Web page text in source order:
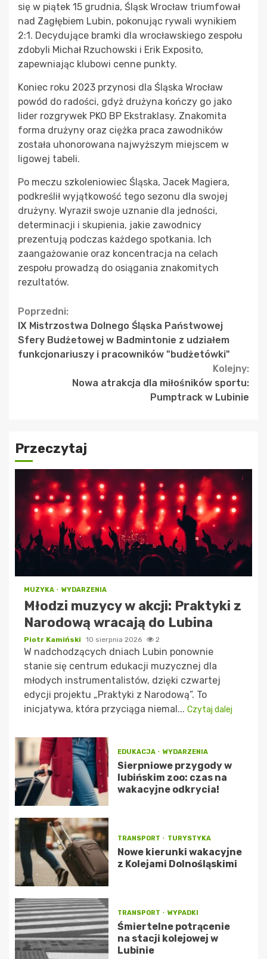
się w piątek 15 grudnia, Śląsk Wrocław triumfował
nad Zagłębiem Lubin, pokonując rywali wynikiem
2:1. Decydujące bramki dla wrocławskiego zespołu
zdobyli Michał Rzuchowski i Erik Exposito,
zapewniając klubowi cenne punkty.
Koniec roku 2023 przynosi dla Śląska Wrocław
powód do radości, gdyż drużyna kończy go jako
lider rozgrywek PKO BP Ekstraklasy. Znakomita
forma drużyny oraz ciężka praca zawodników
została uhonorowana najwyższym miejscem w
ligowej tabeli.
Po meczu szkoleniowiec Śląska, Jacek Magiera,
podkreślił wyjątkowość tego sezonu dla swojej
drużyny. Wyraził swoje uznanie dla jedności,
determinacji i skupienia, jakie zawodnicy
prezentują podczas każdego spotkania. Ich
zaangażowanie oraz koncentracja na celach
zespołu prowadzą do osiągania znakomitych
rezultatów.
Continue
Reading
Poprzedni:
IX Mistrzostwa Dolnego Śląska Państwowej
Sfery Budżetowej w Badmintonie z udziałem
funkcjonariuszy i pracowników "budżetówki"
Kolejny:
Nowa atrakcja dla miłośników sportu:
Pumptrack w Lubinie
Przeczytaj
MUZYKA WYDARZENIA
Młodzi muzycy w akcji: Praktyki z
Narodową wracają do Lubina
Piotr Kamiński 10 sierpnia 2026 2
W nadchodzących dniach Lubin ponownie
stanie się centrum edukacji muzycznej dla
młodych instrumentalistów, dzięki czwartej
edycji projektu „Praktyki z Narodową”. To
inicjatywa, która przyciąga niemal... Czytaj dalej
EDUKACJA WYDARZENIA
Sierpniowe przygody w
lubińskim zoo: czas na
wakacyjne odkrycia!
TRANSPORT TURYSTYKA
Nowe kierunki wakacyjne
z Kolejami Dolnośląskimi
TRANSPORT WYPADKI
Śmiertelne potrącenie
na stacji kolejowej w
Lubinie